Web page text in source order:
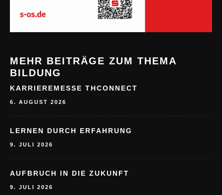
MEHR BEITRÄGE ZUM THEMA
BILDUNG
KARRIEREMESSE THCONNECT
6. AUGUST 2026
LERNEN DURCH ERFAHRUNG
9. JULI 2026
AUFBRUCH IN DIE ZUKUNFT
9. JULI 2026